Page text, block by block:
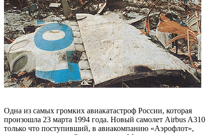
Одна из самых громких авиакатастроф России, которая
произошла 23 марта 1994 года. Новый самолет Airbus A310
только что поступивший, в авиакомпанию «Аэрофлот»,